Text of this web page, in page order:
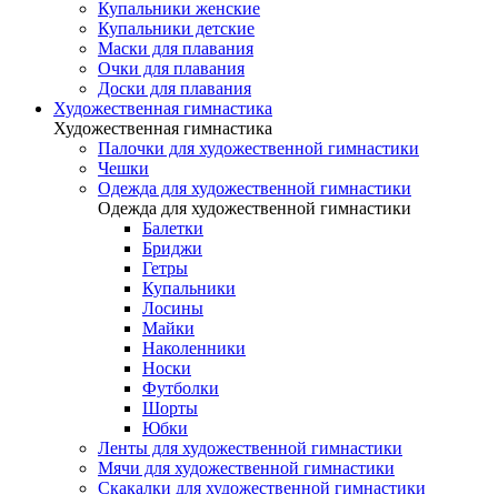
Купальники женские
Купальники детские
Маски для плавания
Очки для плавания
Доски для плавания
Художественная гимнастика
Художественная гимнастика
Палочки для художественной гимнастики
Чешки
Одежда для художественной гимнастики
Одежда для художественной гимнастики
Балетки
Бриджи
Гетры
Купальники
Лосины
Майки
Наколенники
Носки
Футболки
Шорты
Юбки
Ленты для художественной гимнастики
Мячи для художественной гимнастики
Скакалки для художественной гимнастики